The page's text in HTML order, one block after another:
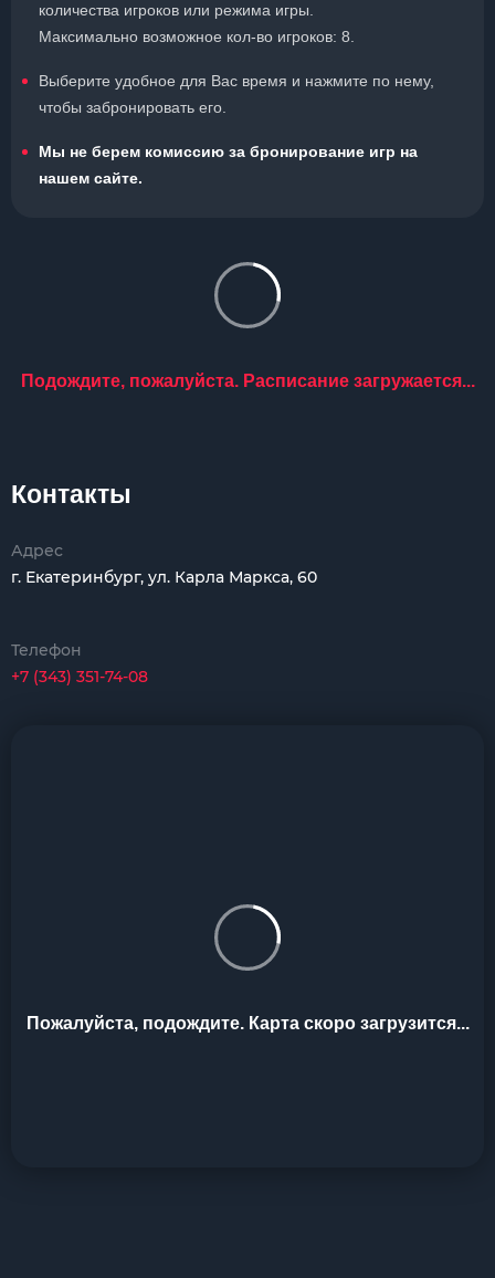
количества игроков или режима игры.
Максимально возможное кол-во игроков: 8.
Выберите удобное для Вас время и нажмите по нему,
чтобы забронировать его.
Мы не берем комиссию за бронирование игр на
нашем сайте.
Подождите, пожалуйста. Расписание загружается...
Контакты
Адрес
г. Екатеринбург, ул. Карла Маркса, 60
Телефон
+7 (343) 351-74-08
Пожалуйста, подождите. Карта скоро загрузится...